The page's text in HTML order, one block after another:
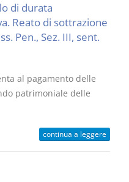
di durata
Reato di sottrazione
Pen., Sez. III, sent.
al pagamento delle
patrimoniale delle
continua a leggere